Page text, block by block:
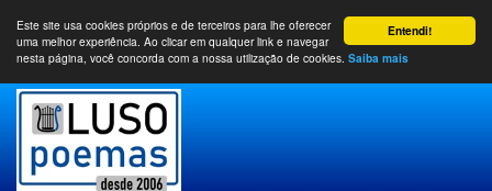
Entendi!
Este site usa cookies próprios e de terceiros para lhe oferecer
uma melhor experiência. Ao clicar em qualquer link e navegar
nesta página, você concorda com a nossa utilização de cookies. Saiba mais